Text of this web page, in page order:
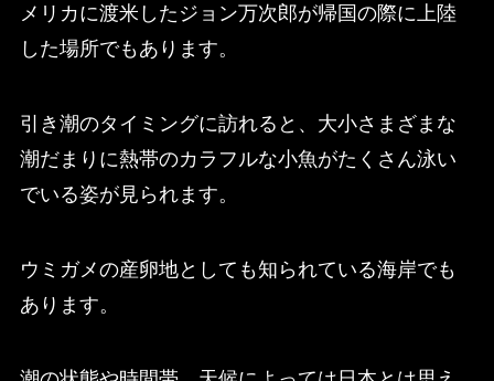
メリカに渡米したジョン万次郎が帰国の際に上陸
した場所でもあります。
引き潮のタイミングに訪れると、大小さまざまな
潮だまりに熱帯のカラフルな小魚がたくさん泳い
でいる姿が見られます。
ウミガメの産卵地としても知られている海岸でも
あります。